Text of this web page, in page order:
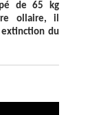
de 65 kg
ollaire, il
du